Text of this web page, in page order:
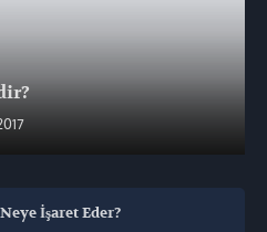
İşaret Eder?